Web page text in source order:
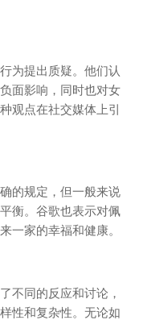
为提出质疑。他们认
面影响，同时也对女
观点在社交媒体上引
的规定，但一般来说
衡。谷歌也表示对佩
一家的幸福和健康。
不同的反应和讨论，
性和复杂性。无论如